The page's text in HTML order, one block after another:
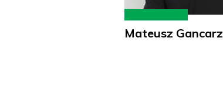
Mateusz Gancarz